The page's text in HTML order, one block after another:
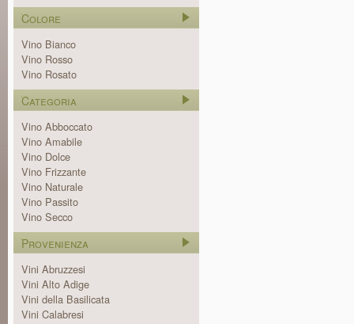
Colore
Vino Bianco
Vino Rosso
Vino Rosato
Categoria
Vino Abboccato
Vino Amabile
Vino Dolce
Vino Frizzante
Vino Naturale
Vino Passito
Vino Secco
Provenienza
Vini Abruzzesi
Vini Alto Adige
Vini della Basilicata
Vini Calabresi